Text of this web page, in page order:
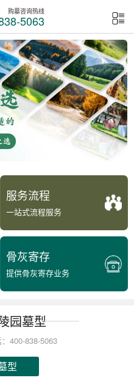
购墓咨询热线
5063
服务流程
一站式流程服务
骨灰寄存
提供骨灰寄存业务
园墓型
400-838-5063
型